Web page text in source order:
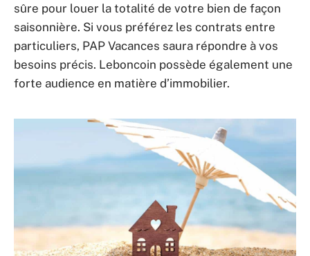
sûre pour louer la totalité de votre bien de façon
saisonnière. Si vous préférez les contrats entre
particuliers, PAP Vacances saura répondre à vos
besoins précis. Leboncoin possède également une
forte audience en matière d’immobilier.